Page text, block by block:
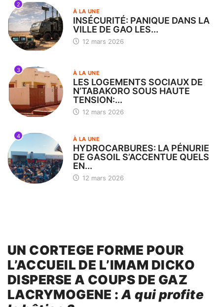
2
À LA UNE
INSÉCURITÉ: PANIQUE DANS LA
VILLE DE GAO LES...
12 mars 2026
3 À LA UNE
LES LOGEMENTS SOCIAUX DE
N’TABAKORO SOUS HAUTE
TENSION:...
12 mars 2026
4 À LA UNE
HYDROCARBURES: LA PÉNURIE
DE GASOIL S’ACCENTUE QUELS
EN...
12 mars 2026
UN CORTEGE FORME POUR
L’ACCUEIL DE L’IMAM DICKO
DISPERSE A COUPS DE GAZ
LACRYMOGENE :A qui profite